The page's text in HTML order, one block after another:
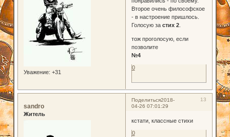
Уважение: +31
Второе очень философское
- в настроение пришлось.
Голосую застих 2.
тож проголосую, если
позволите
№4
0
Поделиться 13
2018-
04-26 07:01:29
sandro
Житель
кстати, классные стихи
0